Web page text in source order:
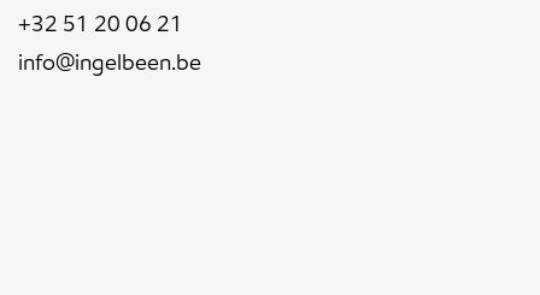
+32 51 20 06 21
info@ingelbeen.be